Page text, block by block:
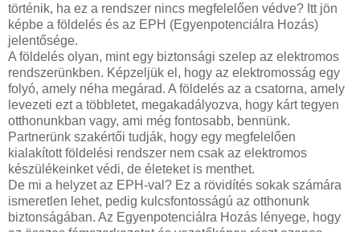
történik, ha ez a rendszer nincs megfelelően védve? Itt jön
képbe a földelés és az EPH (Egyenpotenciálra Hozás)
jelentősége.
A földelés olyan, mint egy biztonsági szelep az elektromos
rendszerünkben. Képzeljük el, hogy az elektromosság egy
folyó, amely néha megárad. A földelés az a csatorna, amely
levezeti ezt a többletet, megakadályozva, hogy kárt tegyen
otthonunkban vagy, ami még fontosabb, bennünk.
Partnerünk szakértői tudják, hogy egy megfelelően
kialakított földelési rendszer nem csak az elektromos
készülékeinket védi, de életeket is menthet.
De mi a helyzet az EPH-val? Ez a rövidítés sokak számára
ismeretlen lehet, pedig kulcsfontosságú az otthonunk
biztonságában. Az Egyenpotenciálra Hozás lényege, hogy